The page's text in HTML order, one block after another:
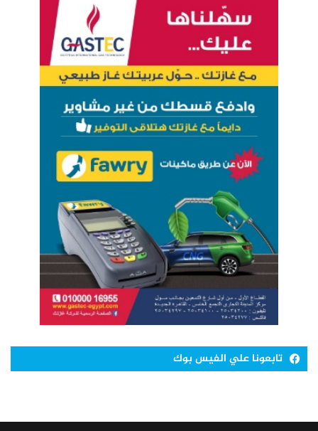
تابعونا علي الفيس بوك